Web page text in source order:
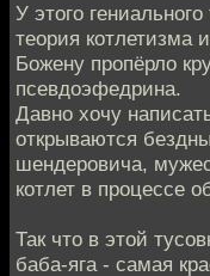
У этого
теория котлетизма
Божену пропёрло
псевдоэфедрина.
Давно хочу
открываются
шендеровича,
котлет в процессе
Так что в этой
баба-яга - самая